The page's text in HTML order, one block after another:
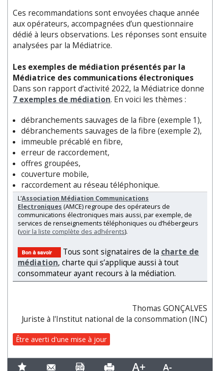
Ces recommandations sont envoyées chaque année
aux opérateurs, accompagnées d’un questionnaire
dédié à leurs observations. Les réponses sont ensuite
analysées par la Médiatrice.
Les exemples de médiation présentés par la
Médiatrice des communications électroniques
Dans son rapport d’activité 2022, la Médiatrice donne
7 exemples de médiation. En voici les thèmes :
débranchements sauvages de la fibre (exemple 1),
débranchements sauvages de la fibre (exemple 2),
immeuble précablé en fibre,
erreur de raccordement,
offres groupées,
couverture mobile,
raccordement au réseau téléphonique.
L’Association Médiation Communications
Electroniques (AMCE) regroupe des opérateurs de
communications électroniques mais aussi, par exemple, de
services de renseignements téléphoniques ou d’hébergeurs
(voir la liste complète des adhérents).
Tous sont signataires de la charte de
médiation, charte qui s’applique aussi à tout
consommateur ayant recours à la médiation.
Thomas GONÇALVES
Juriste à l'Institut national de la consommation (INC)
Être averti d'une mise à jour